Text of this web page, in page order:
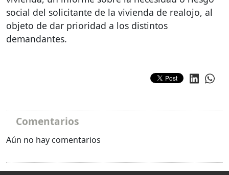
social del solicitante de la vivienda de realojo, al
objeto de dar prioridad a los distintos
demandantes.
Comentarios
Aún no hay comentarios